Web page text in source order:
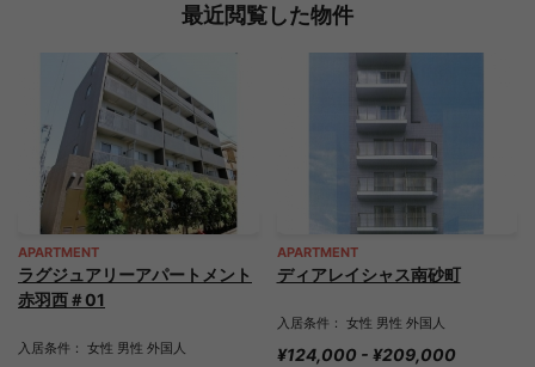
最近閲覧した物件
APARTMENT
ラグジュアリーアパートメント
赤羽西＃01
入居条件： 女性 男性 外国人
APARTMENT
ディアレイシャス南砂町
入居条件： 女性 男性 外国人
¥124,000 - ¥209,000